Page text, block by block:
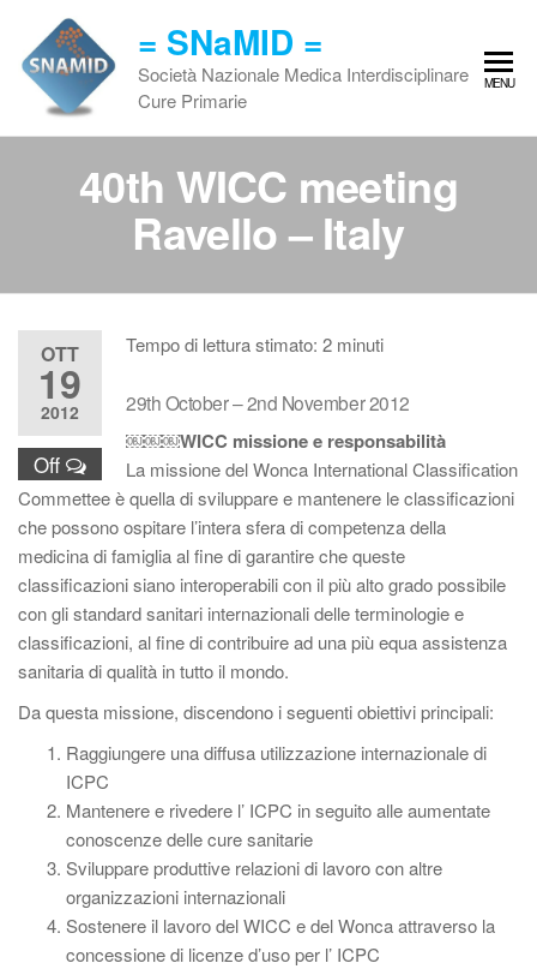
contenuto
= SNaMID =
Società Nazionale Medica Interdisciplinare
Cure Primarie
MENU
40th WICC meeting
Ravello – Italy
OTT
19
2012
Off
Tempo di lettura stimato: 2 minuti
29th October – 2nd November 2012
￼￼￼WICC missione e responsabilità
La missione del Wonca International Classification
Commettee è quella di sviluppare e mantenere le classificazioni
che possono ospitare l’intera sfera di competenza della
medicina di famiglia al fine di garantire che queste
classificazioni siano interoperabili con il più alto grado possibile
con gli standard sanitari internazionali delle terminologie e
classificazioni, al fine di contribuire ad una più equa assistenza
sanitaria di qualità in tutto il mondo.
Da questa missione, discendono i seguenti obiettivi principali:
Raggiungere una diffusa utilizzazione internazionale di
ICPC
Mantenere e rivedere l’ ICPC in seguito alle aumentate
conoscenze delle cure sanitarie
Sviluppare produttive relazioni di lavoro con altre
organizzazioni internazionali
Sostenere il lavoro del WICC e del Wonca attraverso la
concessione di licenze d’uso per l’ ICPC